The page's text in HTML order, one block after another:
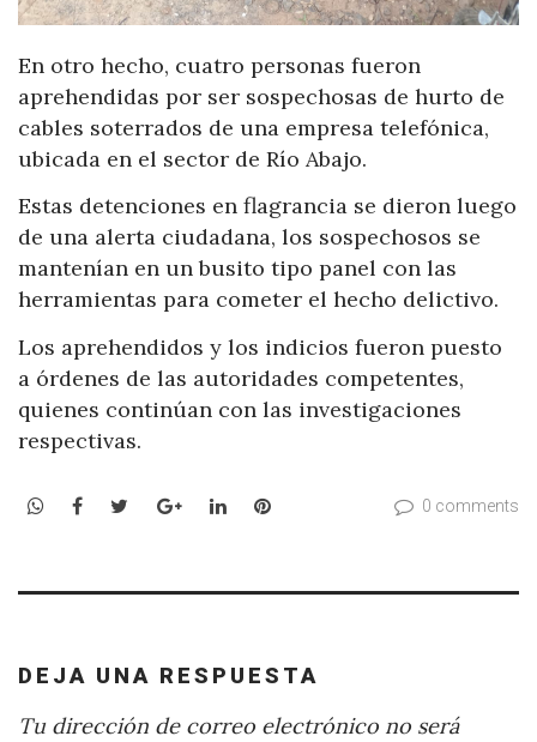
En otro hecho, cuatro personas fueron
aprehendidas por ser sospechosas de hurto de
cables soterrados de una empresa telefónica,
ubicada en el sector de Río Abajo.
Estas detenciones en flagrancia se dieron luego
de una alerta ciudadana, los sospechosos se
mantenían en un busito tipo panel con las
herramientas para cometer el hecho delictivo.
Los aprehendidos y los indicios fueron puesto
a órdenes de las autoridades competentes,
quienes continúan con las investigaciones
respectivas.
WhatsApp
Facebook
TwitterGoogle+LinkedInPinterest 0 comments
DEJA UNA RESPUESTA
Tu dirección de correo electrónico no será